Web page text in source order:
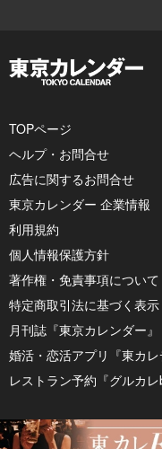
TOPページ
ヘルプ・お問合せ
広告に関するお問合せ
東京カレンダー 企業情報
利用規約
個人情報保護方針
著作権・免責事項について
特定商取引法に基づく表示
月刊誌『東京カレンダー』
婚活・恋活アプリ『東カレ
レストラン予約『グルカレ